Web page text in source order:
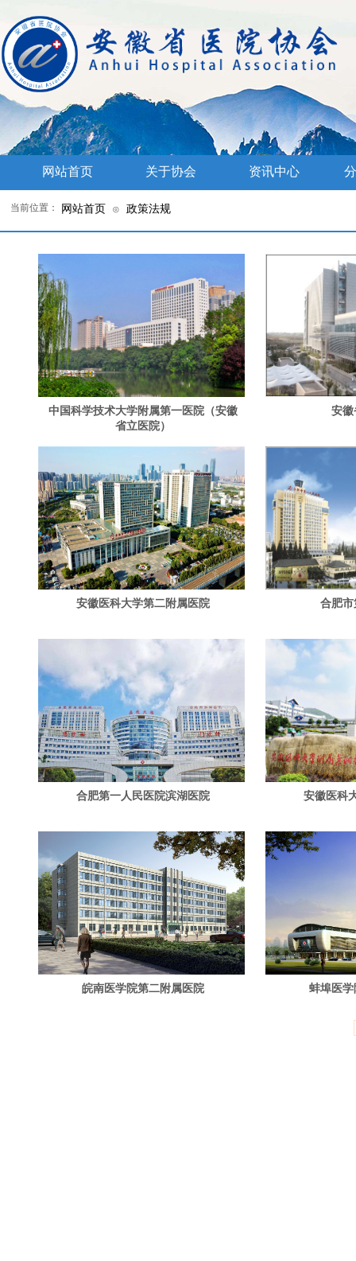
网站首页 关于协会 资讯中心
网站首页 ⊙ 政策法规
当前位置：
中国科学技术大学附属第一医院（安徽
省立医院）
安徽
安徽医科大学第二附属医院 合肥市
合肥第一人民医院滨湖医院 安徽医科
皖南医学院第二附属医院 蚌埠医